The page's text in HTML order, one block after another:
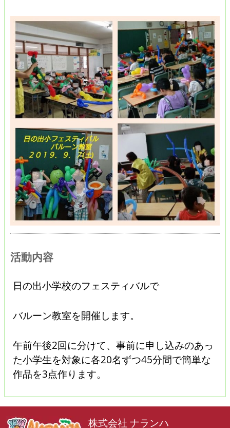
活動内容
日の出小学校のフェスティバルで
バルーン教室を開催します。
午前午後2回に分けて、事前に申し込みのあっ
た小学生を対象に各20名ずつ45分間で簡単な
作品を3点作ります。
株式会社 ナランハ